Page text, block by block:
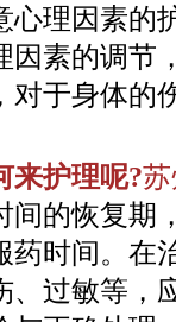
理因素的
因素的调节
对于身体的
来护理呢?
间的恢复期
药时间。在
、过敏等，